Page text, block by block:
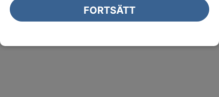
FORTSÄTT
Publicerat: